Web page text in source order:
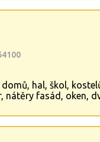
hal, škol,
nátěry fasád, oken,
lakýrnické práce,